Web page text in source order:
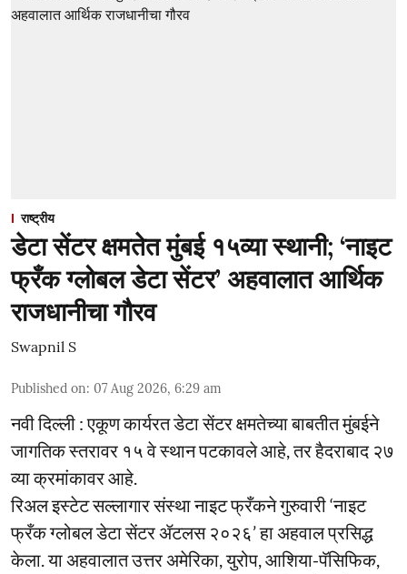
राष्ट्रीय
डेटा सेंटर क्षमतेत मुंबई १५व्या स्थानी; ‘नाइट
फ्रँक ग्लोबल डेटा सेंटर’ अहवालात आर्थिक
राजधानीचा गौरव
Swapnil S
Published on: 07 Aug 2026, 6:29 am
नवी दिल्ली : एकूण कार्यरत डेटा सेंटर क्षमतेच्या बाबतीत मुंबईने
जागतिक स्तरावर १५ वे स्थान पटकावले आहे, तर हैदराबाद २७
व्या क्रमांकावर आहे.
रिअल इस्टेट सल्लागार संस्था नाइट फ्रँकने गुरुवारी ‘नाइट
फ्रँक ग्लोबल डेटा सेंटर ॲटलस २०२६’ हा अहवाल प्रसिद्ध
केला. या अहवालात उत्तर अमेरिका, युरोप, आशिया-पॅसिफिक,